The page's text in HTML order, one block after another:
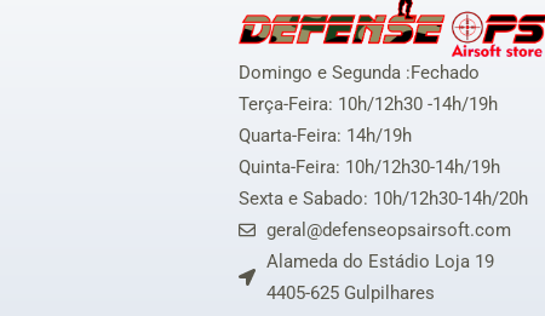
Domingo e Segunda :Fechado
Terça-Feira: 10h/12h30 -14h/19h
Quarta-Feira: 14h/19h
Quinta-Feira: 10h/12h30-14h/19h
Sexta e Sabado: 10h/12h30-14h/20h
geral@defenseopsairsoft.com
Alameda do Estádio Loja 19
4405-625 Gulpilhares